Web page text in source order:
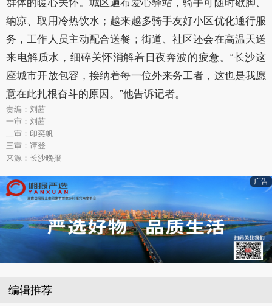
群体的暖心关怀。城区遍布爱心驿站，骑手可随时歇脚、
纳凉、取用冷热饮水；越来越多骑手友好小区优化通行服
务，工作人员主动配合送餐；街道、社区还会在高温天送
来电解质水，细碎关怀消解着日夜奔波的疲惫。“长沙这
座城市开放包容，接纳着每一位外来务工者，这也是我愿
意在此扎根奋斗的原因。”他告诉记者。
责编：刘茜
一审：刘茜
二审：印奕帆
三审：谭登
来源：长沙晚报
广告
编辑推荐